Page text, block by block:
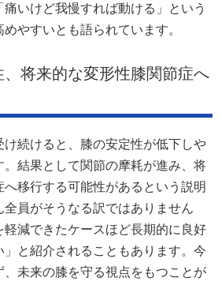
いけど我慢すれば動ける」という
やすいとも語られています。
将来的な変形性膝関節症へ
続けると、膝の安定性が低下しや
結果として関節の摩耗が進み、将
移行する可能性があるという説明
全員がそうなる訳ではありません
軽減できたケースほど長期的に良好
と紹介されることもあります。今
未来の膝を守る視点をもつことが